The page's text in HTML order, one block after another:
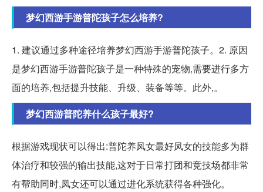
梦幻西游手游普陀孩子怎么培养?
1. 建议通过多种途径培养梦幻西游手游普陀孩子。2. 原因
是梦幻西游手游普陀孩子是一种特殊的宠物,需要进行多方
面的培养,包括提升技能、升级、装备等等。此外,。
梦幻西游普陀养什么孩子最好?
根据游戏现状可以得出:普陀养凤女最好凤女的技能多为群
体治疗和较强的输出技能,这对于日常打团和竞技场都非常
有帮助同时,凤女还可以通过进化系统获得各种强化。